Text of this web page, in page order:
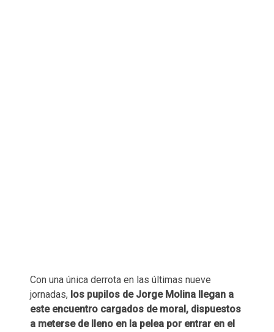
Con una única derrota en las últimas nueve
jornadas, los pupilos de Jorge Molina llegan a
este encuentro cargados de moral, dispuestos
a meterse de lleno en la pelea por entrar en el